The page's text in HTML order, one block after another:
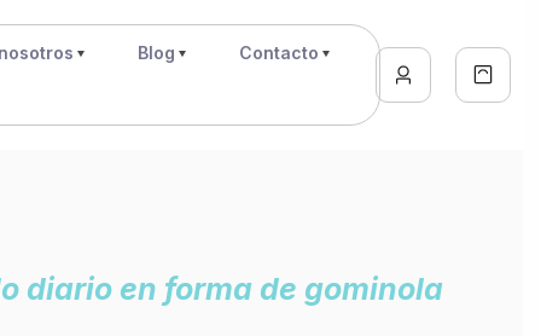
Blog Contacto
diario en forma de gominola